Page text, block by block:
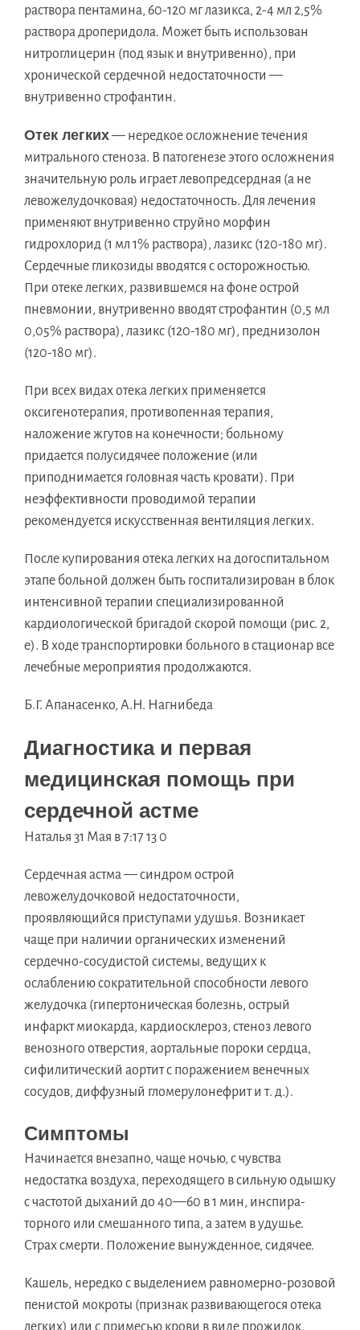
раствора пентамина, 60-120 мг лазикса, 2-4 мл 2,5%
раствора дроперидола. Может быть использован
нитроглицерин (под язык и внутривенно), при
хронической сердечной недостаточности —
внутривенно строфантин.
Отек легких— нередкое осложнение течения
митрального стеноза. В патогенезе этого осложнения
значительную роль играет левопредсердная (а не
левожелудочковая) недостаточность. Для лечения
применяют внутривенно струйно морфин
гидрохлорид (1 мл 1% раствора), лазикс (120-180 мг).
Сердечные гликозиды вводятся с осторожностью.
При отеке легких, развившемся на фоне острой
пневмонии, внутривенно вводят строфантин (0,5 мл
0,05% раствора), лазикс (120-180 мг), преднизолон
(120-180 мг).
При всех видах отека легких применяется
оксигенотерапия, противопенная терапия,
наложение жгутов на конечности; больному
придается полусидячее положение (или
приподнимается головная часть кровати). При
неэффективности проводимой терапии
рекомендуется искусственная вентиляция легких.
После купирования отека легких на догоспитальном
этапе больной должен быть госпитализирован в блок
интенсивной терапии специализированной
кардиологической бригадой скорой помощи (рис. 2,
е). В ходе транспортировки больного в стационар все
лечебные мероприятия продолжаются.
Б.Г. Апанасенко, А.Н. Нагнибеда
Диагностика и первая
медицинская помощь при
сердечной астме
Наталья 31 Мая в 7:17 13 0
Сердечная астма — синдром острой
левожелудочковой недостаточности,
проявляющийся приступами удушья. Возникает
чаще при наличии органических изменений
сердечно-сосудистой системы, ведущих к
ослаблению сократительной способности левого
желудочка (гипертоническая болезнь, острый
инфаркт миокарда, кардиосклероз, стеноз левого
венозного отверстия, аортальные пороки сердца,
сифилитический аортит с поражением венечных
сосудов, диффузный гломерулонефрит и т. д.).
Симптомы
Начинается внезапно, чаще ночью, с чувства
недостатка воздуха, переходящего в сильную одышку
с частотой дыханий до 40—60 в 1 мин, инспира-
торного или смешанного типа, а затем в удушье.
Страх смерти. Положение вынужденное, сидячее.
Кашель, нередко с выделением равномерно-розовой
пенистой мокроты (признак развивающегося отека
легких) или с примесью крови в виде прожилок.